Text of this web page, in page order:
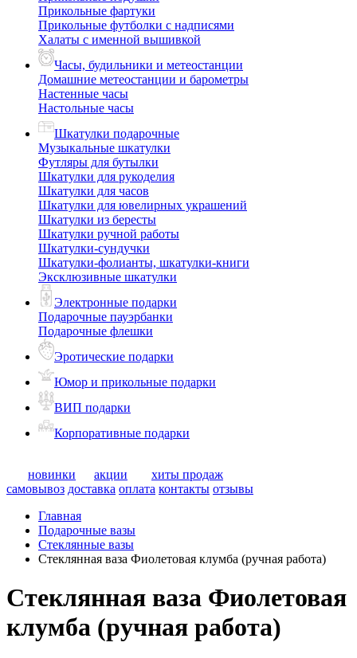
Прикольные фартуки
Прикольные футболки с надписями
Халаты с именной вышивкой
Часы, будильники и метеостанции
Домашние метеостанции и барометры
Настенные часы
Настольные часы
Шкатулки подарочные
Музыкальные шкатулки
Футляры для бутылки
Шкатулки для рукоделия
Шкатулки для часов
Шкатулки для ювелирных украшений
Шкатулки из бересты
Шкатулки ручной работы
Шкатулки-сундучки
Шкатулки-фолианты, шкатулки-книги
Эксклюзивные шкатулки
Электронные подарки
Подарочные пауэрбанки
Подарочные флешки
Эротические подарки
Юмор и прикольные подарки
ВИП подарки
Корпоративные подарки
новинки акции
хиты продаж
самовывоз доставка оплата контакты отзывы
Главная
Подарочные вазы
Стеклянные вазы
Стеклянная ваза Фиолетовая клумба (ручная работа)
Стеклянная ваза Фиолетовая
клумба (ручная работа)